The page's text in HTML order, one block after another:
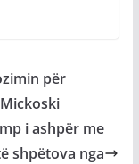
për
i ashpër me
shpëtova nga